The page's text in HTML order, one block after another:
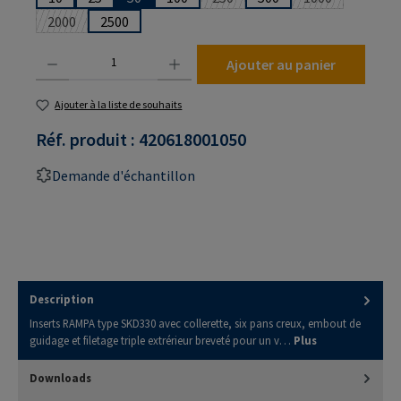
(Cette option n'est pas(Cette option
2000(Cette option n'est pas disponible pour le moment.)
2500
Ajouter au panier
Ajouter à la liste de souhaits
Réf. produit : 420618001050
Demande d'échantillon
Description
Inserts RAMPA type SKD330 avec collerette, six pans creux, embout de
guidage et filetage triple extrérieur breveté pour un v… Plus
Downloads